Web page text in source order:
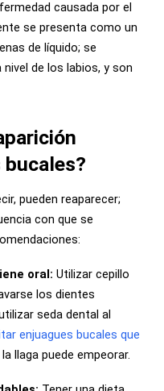
causada por el
se presenta como un
de líquido; se
de los labios, y son
pueden reaparecer;
con que se
oral: Utilizar cepillo
los dientes
seda dental al
enjuagues bucales que
llaga puede empeorar.